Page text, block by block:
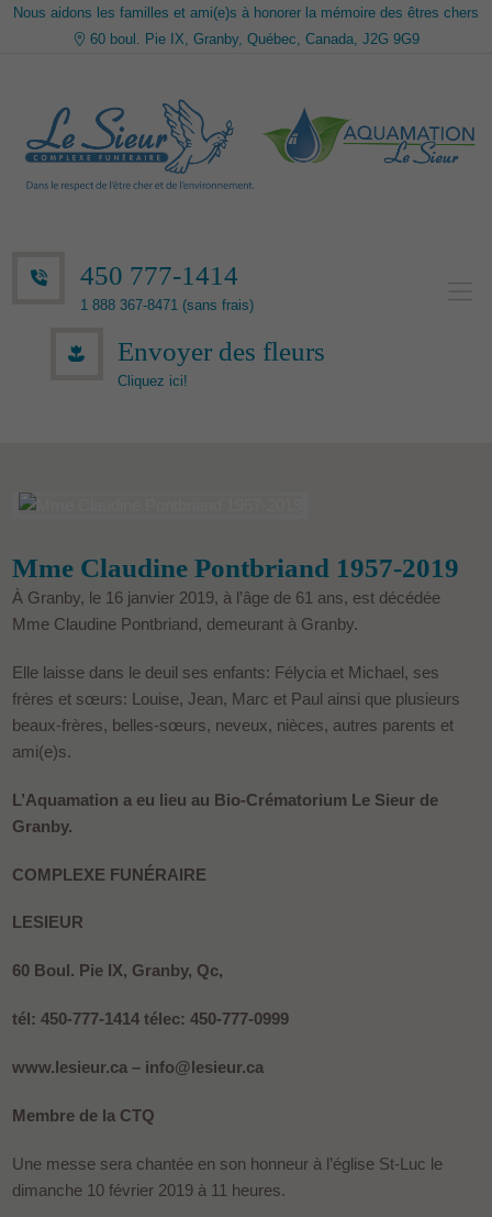
Nous aidons les familles et ami(e)s à honorer la mémoire des êtres chers
60 boul. Pie IX, Granby, Québec, Canada, J2G 9G9
450 777-1414
1 888 367-8471 (sans frais)
Envoyer des fleurs
Cliquez ici!
Mme Claudine Pontbriand 1957-2019
À Granby, le 16 janvier 2019, à l’âge de 61 ans, est décédée
Mme Claudine Pontbriand, demeurant à Granby.
Elle laisse dans le deuil ses enfants: Félycia et Michael, ses
frères et sœurs: Louise, Jean, Marc et Paul ainsi que plusieurs
beaux-frères, belles-sœurs, neveux, nièces, autres parents et
ami(e)s.
L’Aquamation a eu lieu au Bio-Crématorium Le Sieur de
Granby.
COMPLEXE FUNÉRAIRE
LESIEUR
60 Boul. Pie IX, Granby, Qc,
tél: 450-777-1414 télec: 450-777-0999
www.lesieur.ca – info@lesieur.ca
Membre de la CTQ
Une messe sera chantée en son honneur à l’église St-Luc le
dimanche 10 février 2019 à 11 heures.